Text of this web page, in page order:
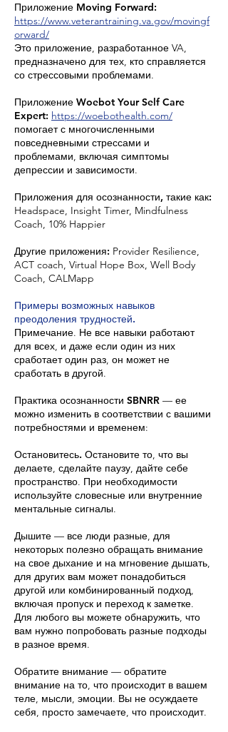
Приложение Moving Forward:
https://www.veterantraining.va.gov/movingf
orward/
Это приложение, разработанное VA,
предназначено для тех, кто справляется
со стрессовыми проблемами.
Приложение Woebot Your Self Care
Expert: https://woebothealth.com/
помогает с многочисленными
повседневными стрессами и
проблемами, включая симптомы
депрессии и зависимости.
Приложения для осознанности, такие как:
Headspace, Insight Timer, Mindfulness
Coach, 10% Happier
Другие приложения: Provider Resilience,
ACT coach, Virtual Hope Box, Well Body
Coach, CALMapp
Примеры возможных навыков
преодоления трудностей.
Примечание. Не все навыки работают
для всех, и даже если один из них
сработает один раз, он может не
сработать в другой.
Практика осознанности SBNRR — ее
можно изменить в соответствии с вашими
потребностями и временем:
Остановитесь. Остановите то, что вы
делаете, сделайте паузу, дайте себе
пространство. При необходимости
используйте словесные или внутренние
ментальные сигналы.
Дышите — все люди разные, для
некоторых полезно обращать внимание
на свое дыхание и на мгновение дышать,
для других вам может понадобиться
другой или комбинированный подход,
включая пропуск и переход к заметке.
Для любого вы можете обнаружить, что
вам нужно попробовать разные подходы
в разное время.
Обратите внимание — обратите
внимание на то, что происходит в вашем
теле, мысли, эмоции. Вы не осуждаете
себя, просто замечаете, что происходит.